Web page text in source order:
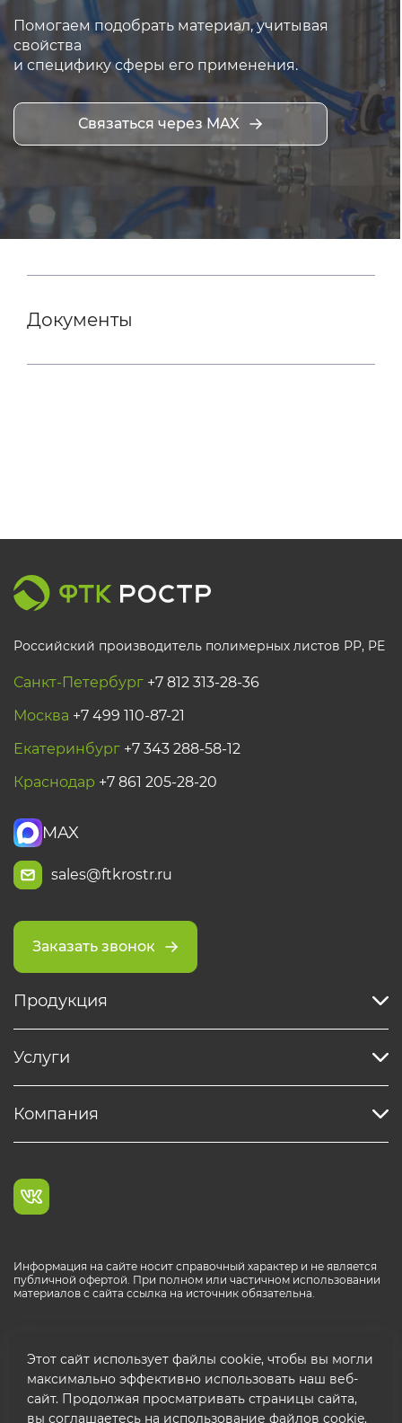
Помогаем подобрать материал, учитывая
свойства
и специфику сферы его применения.
Связаться через MAX
Документы
Российский производитель полимерных листов РР, PE
Санкт-Петербург +7 812 313-28-36
Москва +7 499 110-87-21
Екатеринбург +7 343 288-58-12
Краснодар +7 861 205-28-20
MAX
sales@ftkrostr.ru
Заказать звонок
Продукция
Услуги
Компания
Информация на сайте носит справочный характер и не является
публичной офертой. При полном или частичном использовании
материалов с сайта ссылка на источник обязательна.
Этот сайт использует файлы cookie, чтобы вы могли
максимально эффективно использовать наш веб-
сайт. Продолжая просматривать страницы сайта,
вы соглашаетесь на использование файлов cookie.